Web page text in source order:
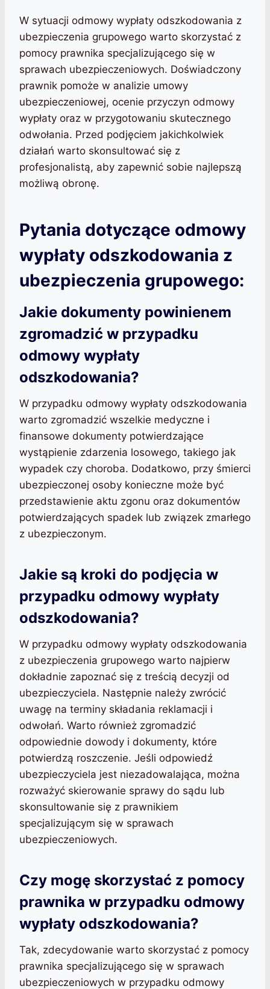
W sytuacji odmowy wypłaty odszkodowania z
ubezpieczenia grupowego warto skorzystać z
pomocy prawnika specjalizującego się w
sprawach ubezpieczeniowych. Doświadczony
prawnik pomoże w analizie umowy
ubezpieczeniowej, ocenie przyczyn odmowy
wypłaty oraz w przygotowaniu skutecznego
odwołania. Przed podjęciem jakichkolwiek
działań warto skonsultować się z
profesjonalistą, aby zapewnić sobie najlepszą
możliwą obronę.
Pytania dotyczące odmowy
wypłaty odszkodowania z
ubezpieczenia grupowego:
Jakie dokumenty powinienem
zgromadzić w przypadku
odmowy wypłaty
odszkodowania?
W przypadku odmowy wypłaty odszkodowania
warto zgromadzić wszelkie medyczne i
finansowe dokumenty potwierdzające
wystąpienie zdarzenia losowego, takiego jak
wypadek czy choroba. Dodatkowo, przy śmierci
ubezpieczonej osoby konieczne może być
przedstawienie aktu zgonu oraz dokumentów
potwierdzających spadek lub związek zmarłego
z ubezpieczonym.
Jakie są kroki do podjęcia w
przypadku odmowy wypłaty
odszkodowania?
W przypadku odmowy wypłaty odszkodowania
z ubezpieczenia grupowego warto najpierw
dokładnie zapoznać się z treścią decyzji od
ubezpieczyciela. Następnie należy zwrócić
uwagę na terminy składania reklamacji i
odwołań. Warto również zgromadzić
odpowiednie dowody i dokumenty, które
potwierdzą roszczenie. Jeśli odpowiedź
ubezpieczyciela jest niezadowalająca, można
rozważyć skierowanie sprawy do sądu lub
skonsultowanie się z prawnikiem
specjalizującym się w sprawach
ubezpieczeniowych.
Czy mogę skorzystać z pomocy
prawnika w przypadku odmowy
wypłaty odszkodowania?
Tak, zdecydowanie warto skorzystać z pomocy
prawnika specjalizującego się w sprawach
ubezpieczeniowych w przypadku odmowy